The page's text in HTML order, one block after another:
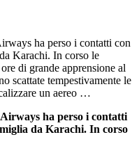
ha perso i contatti con
Karachi. In corso le
di grande apprensione al
scattate tempestivamente le
un aereo …
ha perso i contatti
da Karachi. In corso